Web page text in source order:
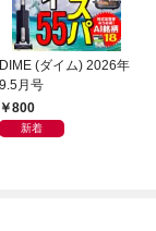
DIME (ダイム) 2026年
9.5月号
800
新着